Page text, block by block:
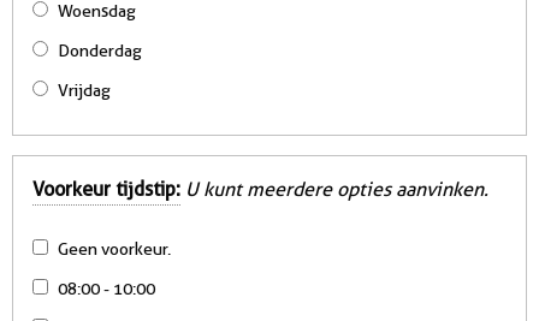
Woensdag
Donderdag
Vrijdag
Voorkeur tijdstip: U kunt meerdere opties aanvinken.
Geen voorkeur.
08:00 - 10:00